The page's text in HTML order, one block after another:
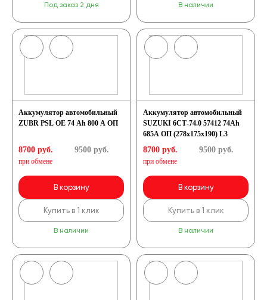
Под заказ 2 дня В наличии
Аккумулятор автомобильный
ZUBR PSL OE 74 Ah 800 A ОП
8700 руб.
при обмене
9500руб.
В корзину
Купить в 1 клик
В наличии
Аккумулятор автомобильный
SUZUKI 6СТ-74.0 57412 74Ah
685A ОП (278х175х190) L3
8700 руб.
при обмене
9500руб.
В корзину
Купить в 1 клик
В наличии